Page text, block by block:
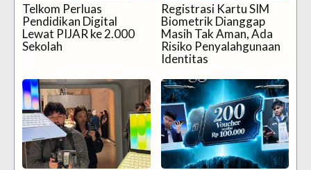
Telkom Perluas
Pendidikan Digital
Lewat PIJAR ke 2.000
Sekolah
Registrasi Kartu SIM
Biometrik Dianggap
Masih Tak Aman, Ada
Risiko Penyalahgunaan
Identitas